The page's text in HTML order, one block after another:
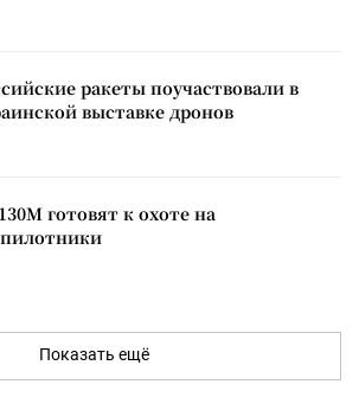
ракеты поучаствовали в
выставке дронов
готовят к охоте на
Показать ещё